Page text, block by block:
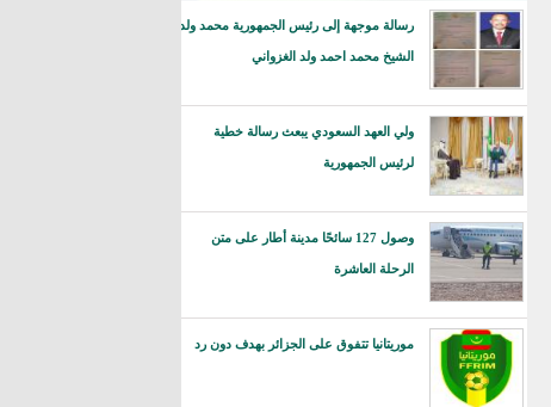
رسالة موجهة إلى رئيس الجمهورية محمد ولد
الشيخ محمد احمد ولد الغزواني
ولي العهد السعودي يبعث رسالة خطية
لرئيس الجمهورية
وصول 127 سائحًا مدينة أطار على متن
الرحلة العاشرة
موريتانيا تتفوق على الجزائر بهدف دون رد